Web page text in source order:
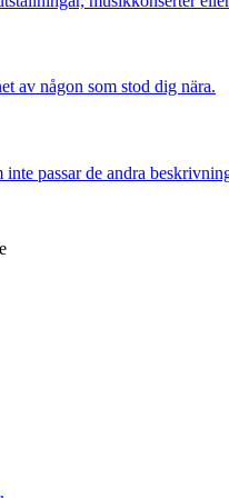
av någon som stod dig nära.
passar de andra